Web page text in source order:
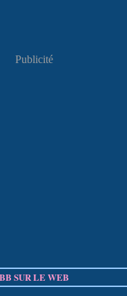
Publicité
BB SUR LE WEB